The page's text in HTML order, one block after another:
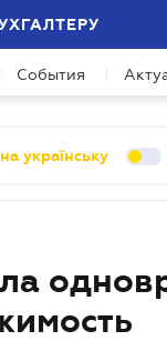
События
українську